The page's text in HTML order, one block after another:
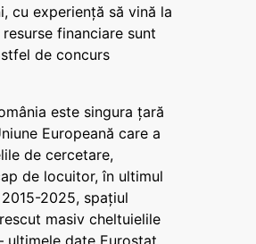
cu experiență să vină la
financiare sunt
de concurs
este singura țară
Europeană care a
de cercetare,
de locuitor, în ultimul
2025, spațiul
masiv cheltuielile
ultimele date Eurostat